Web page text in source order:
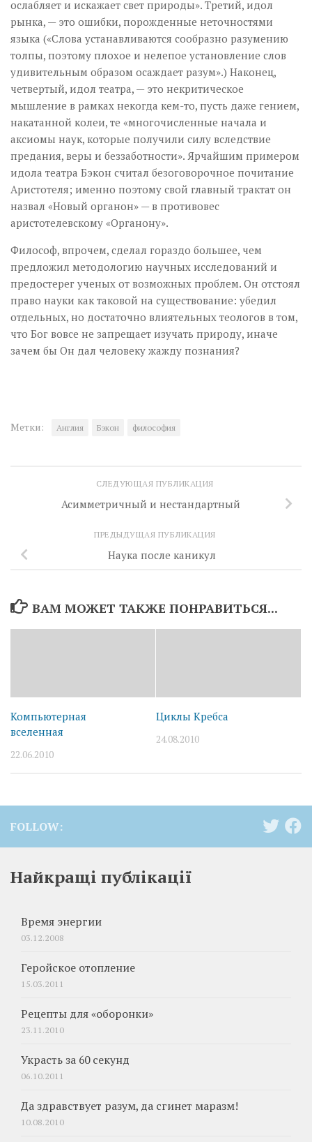
ослабляет и искажает свет природы». Третий, идол
рынка, — это ошибки, порожденные неточностями
языка («Слова устанавливаются сообразно разумению
толпы, поэтому плохое и нелепое установление слов
удивительным образом осаждает разум».) Наконец,
четвертый, идол театра, — это некритическое
мышление в рамках некогда кем-то, пусть даже гением,
накатанной колеи, те «многочисленные начала и
аксиомы наук, которые получили силу вследствие
предания, веры и беззаботности». Ярчайшим примером
идола театра Бэкон считал безоговорочное почитание
Аристотеля; именно поэтому свой главный трактат он
назвал «Новый органон» — в противовес
аристотелевскому «Органону».
Философ, впрочем, сделал гораздо большее, чем
предложил методологию научных исследований и
предостерег ученых от возможных проблем. Он отстоял
право науки как таковой на существование: убедил
отдельных, но достаточно влиятельных теологов в том,
что Бог вовсе не запрещает изучать природу, иначе
зачем бы Он дал человеку жажду познания?
Метки: Англия Бэкон философия
СЛЕДУЮЩАЯ ПУБЛИКАЦИЯ
Асимметричный и нестандартный
ПРЕДЫДУЩАЯ ПУБЛИКАЦИЯ
Наука после каникул
ВАМ МОЖЕТ ТАКЖЕ ПОНРАВИТЬСЯ...
Компьютерная
вселенная
22.06.2010
Циклы Кребса
24.08.2010
FOLLOW:
Найкращі публікації
Время энергии
03.12.2008
Геройское отопление
15.03.2011
Рецепты для «оборонки»
23.11.2010
Украсть за 60 секунд
06.10.2011
Да здравствует разум, да сгинет маразм!
10.08.2010